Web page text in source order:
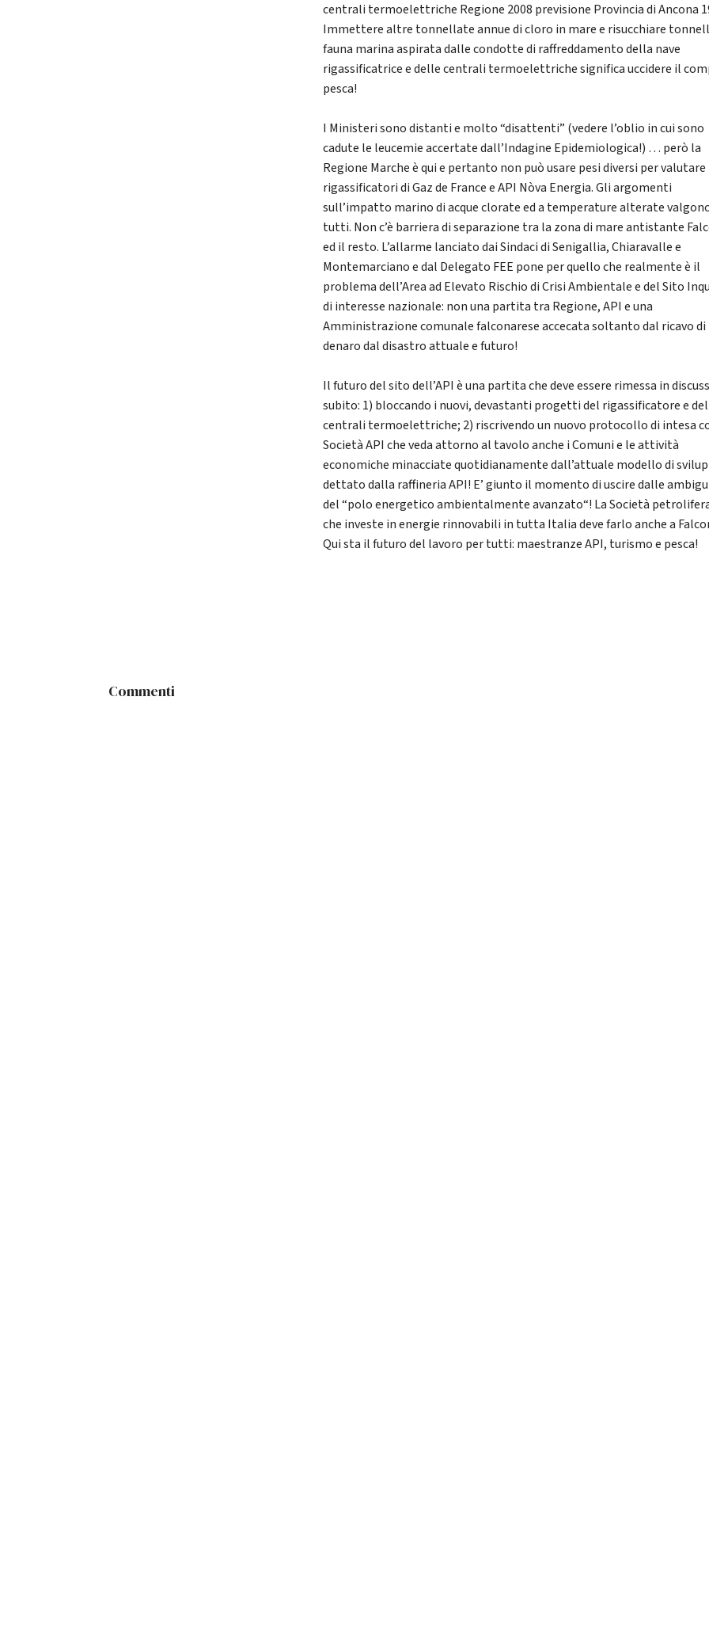
centrali termoelettriche Regione 2008 previsione Provincia di Ancona
Immettere altre tonnellate annue di cloro in mare e risucchiare
fauna marina aspirata dalle condotte di raffreddamento della nave
rigassificatrice e delle centrali termoelettriche significa uccidere il
pesca!
I Ministeri sono distanti e molto “disattenti” (vedere l’oblio in cui sono
cadute le leucemie accertate dall’Indagine Epidemiologica!) … però la
Regione Marche è qui e pertanto non può usare pesi diversi per valutare
rigassificatori di Gaz de France e API Nòva Energia. Gli argomenti
sull’impatto marino di acque clorate ed a temperature alterate
tutti. Non c’è barriera di separazione tra la zona di mare antistante
ed il resto. L’allarme lanciato dai Sindaci di Senigallia, Chiaravalle e
Montemarciano e dal Delegato FEE pone per quello che realmente è il
problema dell’Area ad Elevato Rischio di Crisi Ambientale e del Sito
di interesse nazionale: non una partita tra Regione, API e una
Amministrazione comunale falconarese accecata soltanto dal ricavo di
denaro dal disastro attuale e futuro!
Il futuro del sito dell’API è una partita che deve essere rimessa in
subito: 1) bloccando i nuovi, devastanti progetti del rigassificatore e
centrali termoelettriche; 2) riscrivendo un nuovo protocollo di intesa
Società API che veda attorno al tavolo anche i Comuni e le attività
economiche minacciate quotidianamente dall’attuale modello di
dettato dalla raffineria API! E’ giunto il momento di uscire dalle
del “polo energetico ambientalmente avanzato“! La Società
che investe in energie rinnovabili in tutta Italia deve farlo anche a
Qui sta il futuro del lavoro per tutti: maestranze API, turismo e pesca!
Commenti